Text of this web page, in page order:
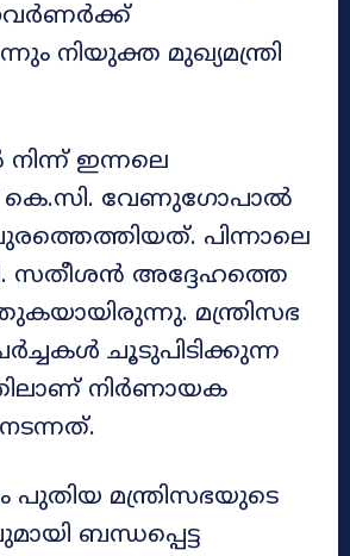
നിയുക്ത മുഖ്യമന്ത്രി
ഇന്നലെ
കെ.സി. വേണുഗോപാൽ
പിന്നാലെ
സതീശൻ അദ്ദേഹത്തെ
മന്ത്രിസഭ
ചൂടുപിടിക്കുന്ന
നിർണായക
മന്ത്രിസഭയുടെ
ബന്ധപ്പെട്ട